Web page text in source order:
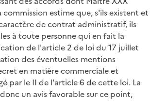
estime que, s'ils existent et
de contrat administratif, ils
à toute personne qui en fait la
de l'article 2 de loi du 17 juillet
des éventuelles mentions
en matière commerciale et
par le II de l'article 6 de cette loi. La
un avis favorable sur ce point,